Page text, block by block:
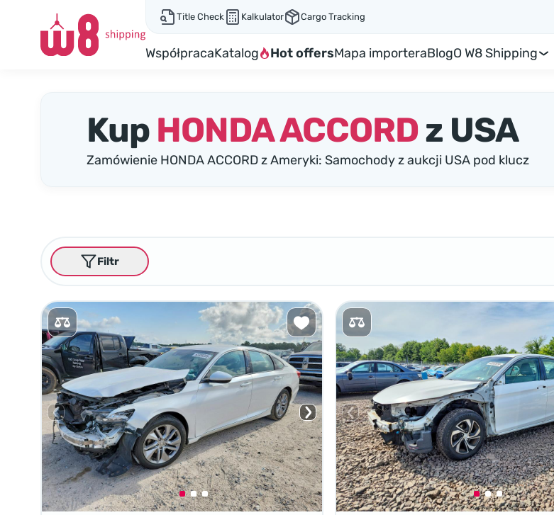
Title Check Kalkulator Cargo Tracking
WspółpracaKatalog Hot offersMapa importeraBlogO W8 Shipping
Kup HONDA ACCORDz USA
Zamówienie HONDA ACCORD z Ameryki: Samochody z aukcji USA pod klucz
Filtr